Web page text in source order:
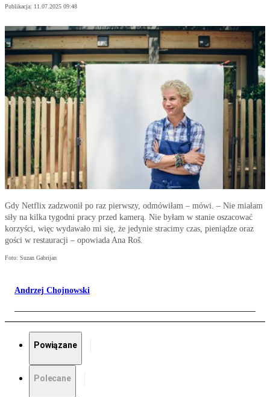
Publikacja: 11.07.2025 09:48
Gdy Netflix zadzwonił po raz pierwszy, odmówiłam – mówi. – Nie miałam
siły na kilka tygodni pracy przed kamerą. Nie byłam w stanie oszacować
korzyści, więc wydawało mi się, że jedynie stracimy czas, pieniądze oraz
gości w restauracji – opowiada Ana Roš.
Foto: Suzan Gabrijan
Andrzej Chojnowski
Powiązane
Polecane